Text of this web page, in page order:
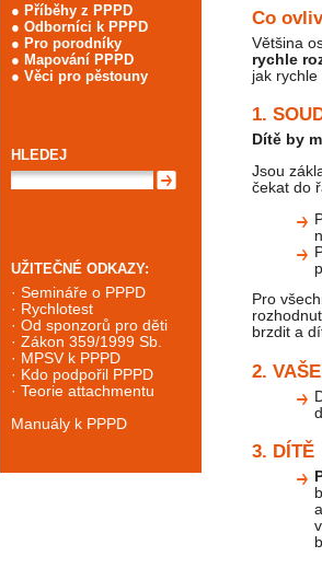
Co
Většina
rychle
jak rychle
1.
Dítě by
Jsou
čekat do
Pro
brzdit a
2.
3. DÍTĚ
● Příběhy z PPPD
● Odborníci k PPPD
● Pro porodníky
● Mapování PPPD
● Věci pro pěstouny
HLEDEJ
UŽITEČNÉ ODKAZY:
· Semináře o PPPD
· Rychlotest
· Od sponzorů pro děti
· Zákon 359/1999 Sb.
· MPSV k PPPD
· Kdo podpořil PPPD
· Teorie attachmentu
Manuály k PPPD